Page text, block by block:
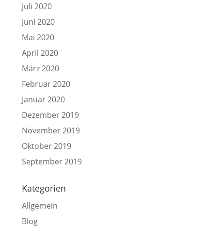
Juli 2020
Juni 2020
Mai 2020
April 2020
März 2020
Februar 2020
Januar 2020
Dezember 2019
November 2019
Oktober 2019
September 2019
Kategorien
Allgemein
Blog